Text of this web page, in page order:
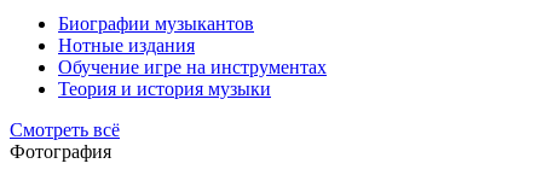
Биографии музыкантов
Нотные издания
Обучение игре на инструментах
Теория и история музыки
Смотреть всё
Фотография